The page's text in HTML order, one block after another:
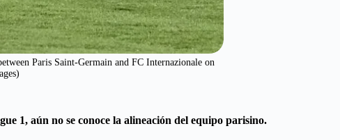
Paris Saint-Germain and FC Internazionale on
1, aún no se conoce la alineación del equipo parisino.